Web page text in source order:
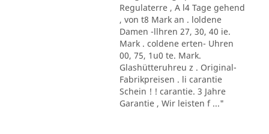
Regulaterre , A l4 Tage gehend
, von t8 Mark an . loldene
Damen -llhren 27, 30, 40 ie.
Mark . coldene erten- Uhren
00, 75, 1u0 te. Mark.
Glashütteruhreu z . Original-
Fabrikpreisen . li carantie
Schein ! ! carantie. 3 Jahre
Garantie , Wir leisten f ..."